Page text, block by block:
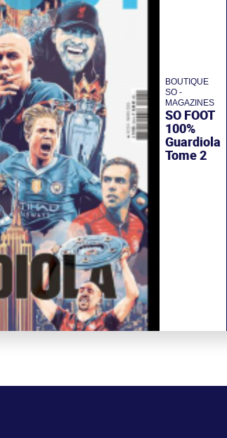
BOUTIQUE
SO -
MAGAZINES
SO FOOT
100%
Guardiola
Tome 2